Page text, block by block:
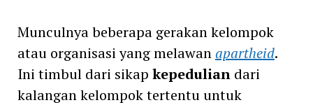
Munculnya beberapa gerakan kelompok
atau organisasi yang melawan apartheid.
Ini timbul dari sikap kepeduliandari
kalangan kelompok tertentu untuk